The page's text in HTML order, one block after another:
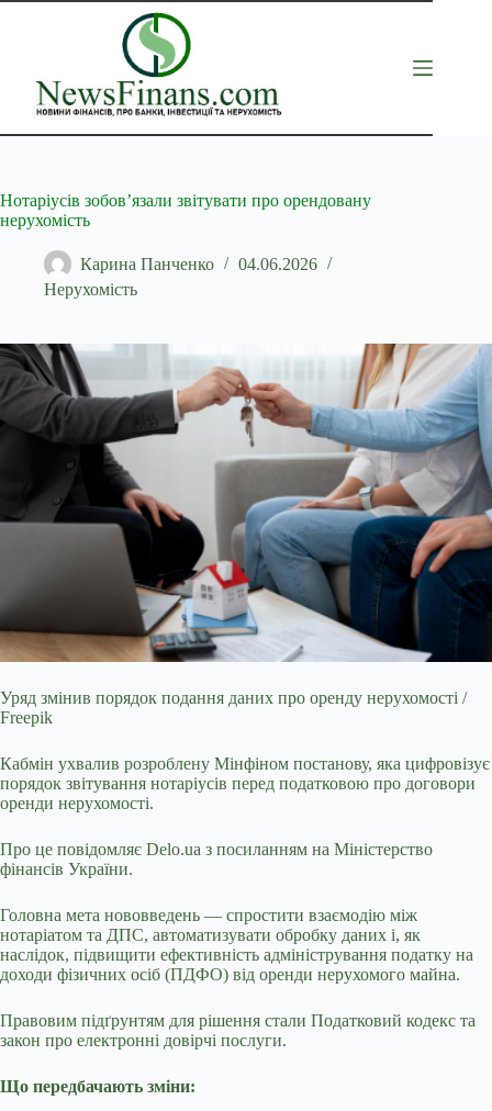
Перейти
Нотаріусів зобов’язали звітувати про орендовану
нерухомість
Карина Панченко
04.06.2026
Нерухомість
Уряд змінив порядок подання даних про оренду нерухомості /
Freepik
Кабмін ухвалив розроблену Мінфіном постанову, яка цифровізує
порядок звітування нотаріусів перед податковою про договори
оренди нерухомості.
Про це повідомляє Delo.ua з посиланням на Міністерство
фінансів України.
Головна мета нововведень — спростити взаємодію між
нотаріатом та ДПС, автоматизувати обробку даних і, як
наслідок, підвищити ефективність адміністрування податку на
доходи фізичних осіб (ПДФО) від оренди нерухомого майна.
Правовим підґрунтям для рішення стали Податковий кодекс та
закон про електронні довірчі послуги.
Що передбачають зміни: